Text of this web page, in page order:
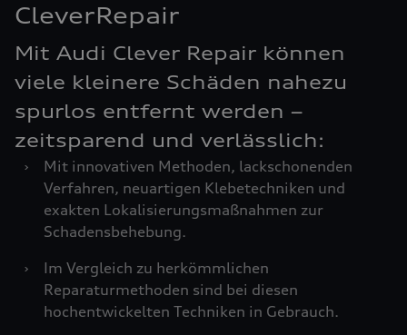
CleverRepair
Mit Audi Clever Repair können
viele kleinere Schäden nahezu
spurlos entfernt werden –
zeitsparend und verlässlich:
›
Mit innovativen Methoden, lackschonenden
Verfahren, neuartigen Klebetechniken und
exakten Lokalisierungsmaßnahmen zur
Schadensbehebung.
›
Im Vergleich zu herkömmlichen
Reparaturmethoden sind bei diesen
hochentwickelten Techniken in Gebrauch.